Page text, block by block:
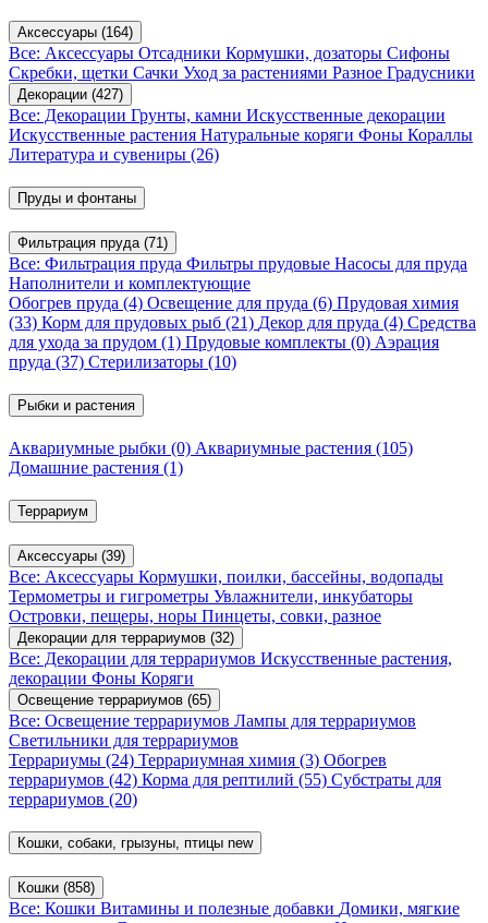
Аксессуары (164)
Все: Аксессуары Отсадники Кормушки, дозаторы Сифоны
Скребки, щетки Сачки Уход за растениями Разное Градусники
Декорации (427)
Все: Декорации Грунты, камни Искусственные декорации
Искусственные растения Натуральные коряги Фоны Кораллы
Литература и сувениры (26)
Пруды и фонтаны
Фильтрация пруда (71)
Все: Фильтрация пруда Фильтры прудовые Насосы для пруда
Наполнители и комплектующие
Обогрев пруда (4) Освещение для пруда (6) Прудовая химия
(33) Корм для прудовых рыб (21) Декор для пруда (4) Средства
для ухода за прудом (1) Прудовые комплекты (0) Аэрация
пруда (37) Стерилизаторы (10)
Рыбки и растения
Аквариумные рыбки (0) Аквариумные растения (105)
Домашние растения (1)
Террариум
Аксессуары (39)
Все: Аксессуары Кормушки, поилки, бассейны, водопады
Термометры и гигрометры Увлажнители, инкубаторы
Островки, пещеры, норы Пинцеты, совки, разное
Декорации для террариумов (32)
Все: Декорации для террариумов Искусственные растения,
декорации Фоны Коряги
Освещение террариумов (65)
Все: Освещение террариумов Лампы для террариумов
Светильники для террариумов
Террариумы (24) Террариумная химия (3) Обогрев
террариумов (42) Корма для рептилий (55) Субстраты для
террариумов (20)
Кошки, собаки, грызуны, птицы new
Кошки (858)
Все: Кошки Витамины и полезные добавки Домики, мягкие